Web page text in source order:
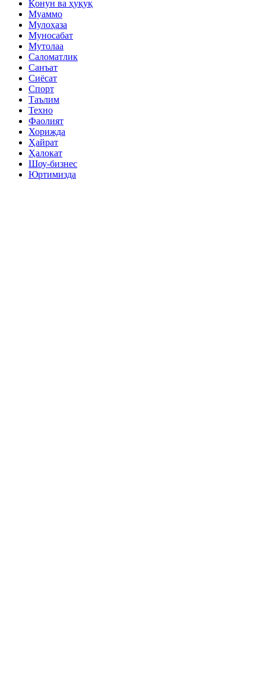
Қонун ва ҳуқуқ
Муаммо
Мулоҳаза
Муносабат
Мутолаа
Саломатлик
Санъат
Сиёсат
Спорт
Таълим
Техно
Фаолият
Хорижда
Ҳайрат
Ҳалокат
Шоу-бизнес
Юртимизда